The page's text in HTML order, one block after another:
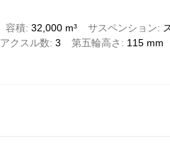
容積 32,000 m³ サスペンション
アクスル数 3 第五輪高さ 115 mm